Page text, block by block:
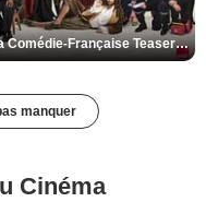
De la Comédie-Française Teaser VF
manquer
Cinéma